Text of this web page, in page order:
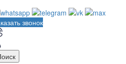
звонок